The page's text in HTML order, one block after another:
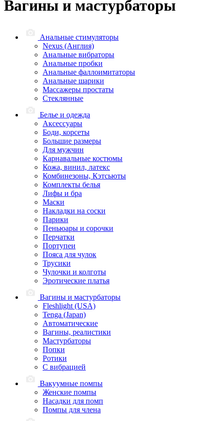
Вагины и мастурбаторы
Анальные стимуляторы
Nexus (Англия)
Анальные вибраторы
Анальные пробки
Анальные фаллоимитаторы
Анальные шарики
Массажеры простаты
Стеклянные
Белье и одежда
Аксессуары
Боди, корсеты
Большие размеры
Для мужчин
Карнавальные костюмы
Кожа, винил, латекс
Комбинезоны, Кэтсьюты
Комплекты белья
Лифы и бра
Маски
Накладки на соски
Парики
Пеньюары и сорочки
Перчатки
Портупеи
Пояса для чулок
Трусики
Чулочки и колготы
Эротические платья
Вагины и мастурбаторы
Fleshlight (USA)
Tenga (Japan)
Автоматические
Вагины, реалистики
Мастурбаторы
Попки
Ротики
С вибрацией
Вакуумные помпы
Женские помпы
Насадки для помп
Помпы для члена